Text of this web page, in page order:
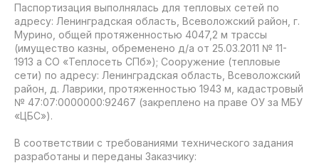
Паспортизация выполнялась для тепловых сетей по
адресу: Ленинградская область, Всеволожский район, г.
Мурино, общей протяженностью 4047,2 м трассы
(имущество казны, обременено д/а от 25.03.2011 № 11-
1913 а СО «Теплосеть СПб»); Сооружение (тепловые
сети) по адресу: Ленинградская область, Всеволожский
район, д. Лаврики, протяженностью 1943 м, кадастровый
№ 47:07:0000000:92467 (закреплено на праве ОУ за МБУ
«ЦБС»).
В соответствии с требованиями технического задания
разработаны и переданы Заказчику: